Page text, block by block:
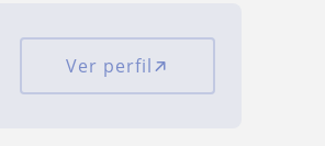
Ver perfil